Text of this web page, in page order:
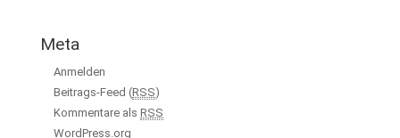
Meta
Anmelden
Beitrags-Feed (RSS)
Kommentare als RSS
WordPress.org